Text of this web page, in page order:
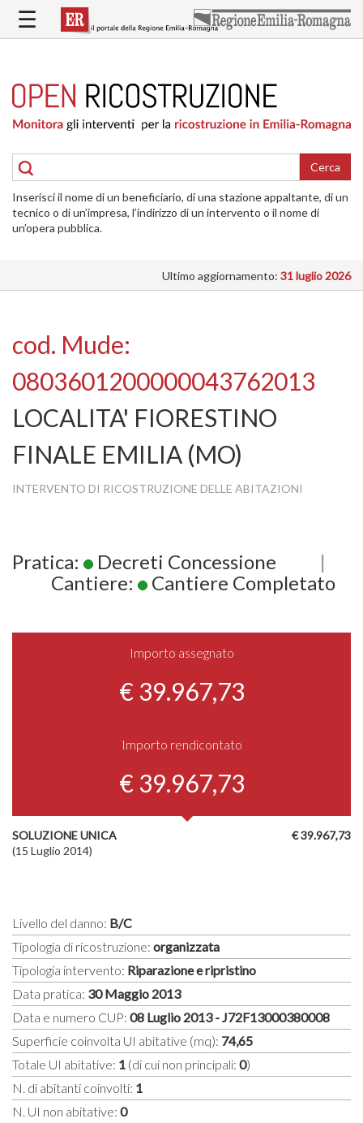
contenuto
RICOSTRUZIONE
PUBBLICA
DELLE
ABITAZIONI
RICOSTRUZIONE
ATTIVITÀ
INTERVENTI
SI
☰
Cerca
Inserisci il nome di un beneficiario, di una stazione appaltante, di un
tecnico o di un’impresa, l’indirizzo di un intervento o il nome di
un’opera pubblica.
Ultimo aggiornamento: 31 luglio 2026
cod. Mude:
0803601200000043762013
LOCALITA' FIORESTINO
FINALE EMILIA (MO)
INTERVENTO DI RICOSTRUZIONE DELLE ABITAZIONI
Pratica: Decreti Concessione
|
Cantiere:
Cantiere Completato
Importo assegnato
€ 39.967,73
Importo rendicontato
€ 39.967,73
€ 39.967,73
SOLUZIONE UNICA
(15 Luglio 2014)
Livello del danno: B/C
Tipologia di ricostruzione: organizzata
Tipologia intervento: Riparazione e ripristino
Data pratica: 30 Maggio 2013
Data e numero CUP: 08 Luglio 2013 - J72F13000380008
Superficie coinvolta UI abitative (mq): 74,65
Totale UI abitative: 1 (di cui non principali: 0)
N. di abitanti coinvolti: 1
N. UI non abitative: 0